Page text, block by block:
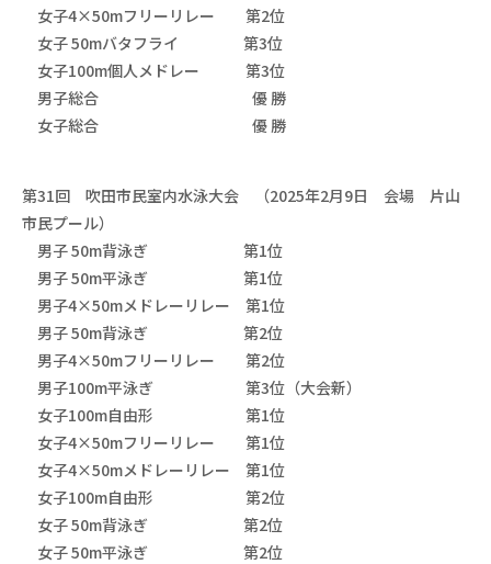
女子4×50mフリーリレー 第2位
女子 50mバタフライ 第3位
女子100m個人メドレー 第3位
男子総合 優 勝
女子総合 優 勝
第31回 吹田市民室内水泳大会 （2025年2月9日 会場 片山
市民プール）
男子 50m背泳ぎ 第1位
男子 50m平泳ぎ 第1位
男子4×50mメドレーリレー 第1位
男子 50m背泳ぎ 第2位
男子4×50mフリーリレー 第2位
男子100m平泳ぎ 第3位（大会新）
女子100m自由形 第1位
女子4×50mフリーリレー 第1位
女子4×50mメドレーリレー 第1位
女子100m自由形 第2位
女子 50m背泳ぎ 第2位
女子 50m平泳ぎ 第2位